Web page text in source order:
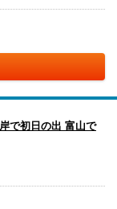
で初日の出 富山で